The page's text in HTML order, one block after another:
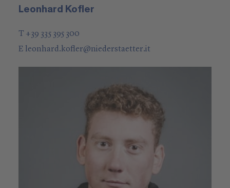
Leonhard Kofler
T +39 335 395 300
E leonhard.kofler@niederstaetter.it